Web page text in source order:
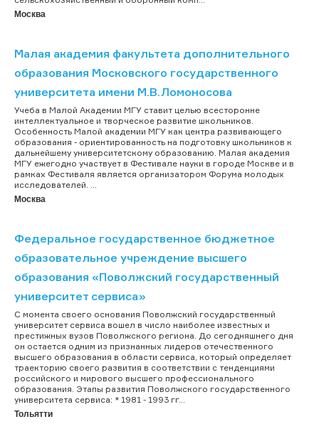
Москва
Малая академия факультета дополнительного
образования Московского государственного
университета имени М.В.Ломоносова
Учеба в Малой Академии МГУ ставит целью всесторонне
интеллектуальное и творческое развитие школьников.
Особенность Малой академии МГУ как центра развивающего
образования - ориентированность на подготовку школьников к
дальнейшему университетскому образованию. Малая академия
МГУ ежегодно участвует в Фестивале науки в городе Москве и в
рамках Фестиваля является организатором Форума молодых
исследователей. ...
Москва
Федеральное государственное бюджетное
образовательное учреждение высшего
образования «Поволжский государственный
университет сервиса»
С момента своего основания Поволжский государственный
университет сервиса вошел в число наиболее известных и
престижных вузов Поволжского региона. До сегодняшнего дня
он остается одним из признанных лидеров отечественного
высшего образования в области сервиса, который определяет
траекторию своего развития в соответствии с тенденциями
российского и мирового высшего профессионального
образования. Этапы развития Поволжского государственного
университета сервиса: * 1981 - 1993 гг...
Тольятти